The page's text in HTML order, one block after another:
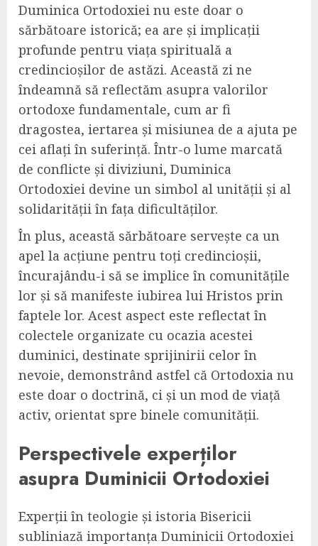
Duminica Ortodoxiei nu este doar o
sărbătoare istorică; ea are și implicații
profunde pentru viața spirituală a
credincioșilor de astăzi. Această zi ne
îndeamnă să reflectăm asupra valorilor
ortodoxe fundamentale, cum ar fi
dragostea, iertarea și misiunea de a ajuta pe
cei aflați în suferință. Într-o lume marcată
de conflicte și diviziuni, Duminica
Ortodoxiei devine un simbol al unității și al
solidarității în fața dificultăților.
În plus, această sărbătoare servește ca un
apel la acțiune pentru toți credincioșii,
încurajându-i să se implice în comunitățile
lor și să manifeste iubirea lui Hristos prin
faptele lor. Acest aspect este reflectat în
colectele organizate cu ocazia acestei
duminici, destinate sprijinirii celor în
nevoie, demonstrând astfel că Ortodoxia nu
este doar o doctrină, ci și un mod de viață
activ, orientat spre binele comunității.
Perspectivele experților
asupra Duminicii Ortodoxiei
Experții în teologie și istoria Bisericii
subliniază importanța Duminicii Ortodoxiei